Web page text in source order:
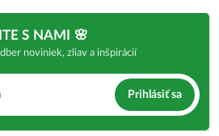
S NAMI 🌸
noviniek, zliav a inšpirácií
Prihlásiť sa